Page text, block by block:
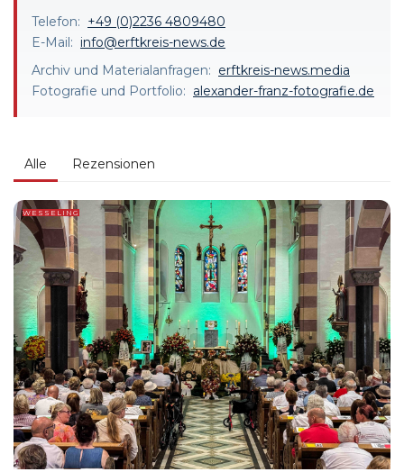
Telefon: +49 (0)2236 4809480
E-Mail: info@erftkreis-news.de
Archiv und Materialanfragen: erftkreis-news.media
Fotografie und Portfolio: alexander-franz-fotografie.de
Alle Rezensionen
WESSELING